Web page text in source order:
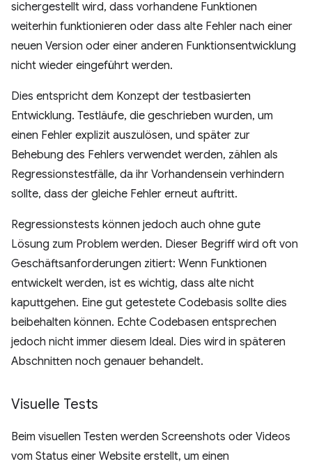
sichergestellt wird, dass vorhandene Funktionen
weiterhin funktionieren oder dass alte Fehler nach einer
neuen Version oder einer anderen Funktionsentwicklung
nicht wieder eingeführt werden.
Dies entspricht dem Konzept der testbasierten
Entwicklung. Testläufe, die geschrieben wurden, um
einen Fehler explizit auszulösen, und später zur
Behebung des Fehlers verwendet werden, zählen als
Regressionstestfälle, da ihr Vorhandensein verhindern
sollte, dass der gleiche Fehler erneut auftritt.
Regressionstests können jedoch auch ohne gute
Lösung zum Problem werden. Dieser Begriff wird oft von
Geschäftsanforderungen zitiert: Wenn Funktionen
entwickelt werden, ist es wichtig, dass alte nicht
kaputtgehen. Eine gut getestete Codebasis sollte dies
beibehalten können. Echte Codebasen entsprechen
jedoch nicht immer diesem Ideal. Dies wird in späteren
Abschnitten noch genauer behandelt.
Visuelle Tests
Beim visuellen Testen werden Screenshots oder Videos
vom Status einer Website erstellt, um einen